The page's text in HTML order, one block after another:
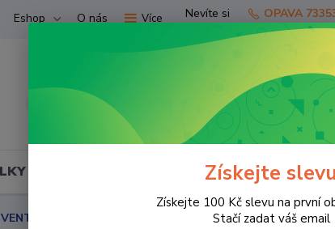
Eshop O nás Více
Nevíte si
rady?
Zavolejte.
OPAVA
(ATV) UTV SKÚTRY PRO
Moto boty FORMA ADVENTURE DRY hnědé
Získejte
Získejte 100 Kč slevu na první
Stačí zadat váš email